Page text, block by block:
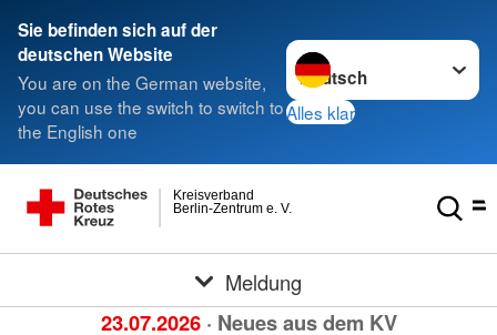
Sie befinden sich auf der
deutschen Website
You are on the German website,
you can use the switch to switch to
the English one
Sprache wechseln zu
Alles klar
Berlin-Zentrum e. V.
Kreisverband
Meldung
23.07.2026 · Neues aus dem KV